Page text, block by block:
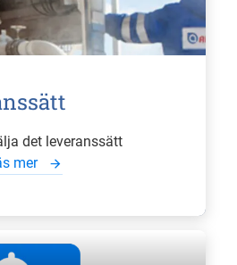
det leveranssätt
mer